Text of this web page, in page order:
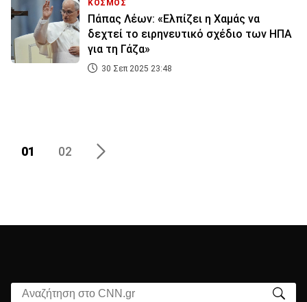
ΚΟΣΜΟΣ
Πάπας Λέων: «Ελπίζει η Χαμάς να
δεχτεί το ειρηνευτικό σχέδιο των ΗΠΑ
για τη Γάζα»
30 Σεπ 2025 23:48
01 02
Αναζήτηση στο CNN.gr